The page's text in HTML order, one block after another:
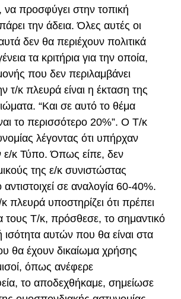
να προσφύγει στην τοπική
την άδεια. Όλες αυτές οι
δεν θα περιέχουν πολιτικά
τα κριτήρια για την οποία,
που δεν περιλαμβάνει
τ/κ πλευρά είναι η έκταση της
“Και σε αυτό το θέμα
το περισσότερο 20%”. Ο Τ/κ
λέγοντας ότι υπήρχαν
ε/κ Τύπο. Όπως είπε, δεν
της ε/κ συνιστώστας
σε αναλογία 60-40%.
πλευρά υποστηρίζει ότι πρέπει
τους Τ/κ, πρόσθεσε, το σημαντικό
ισότητα αυτών που θα είναι στα
θα έχουν δικαίωμα χρήσης
όπως ανέφερε
το αποδεχθήκαμε, σημείωσε